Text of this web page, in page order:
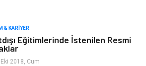
& KARIYER
Eğitimlerinde İstenilen Resmi
2018, Cum